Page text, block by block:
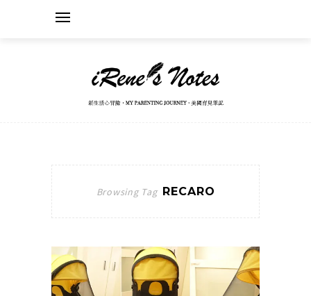
Browsing Tag RECARO